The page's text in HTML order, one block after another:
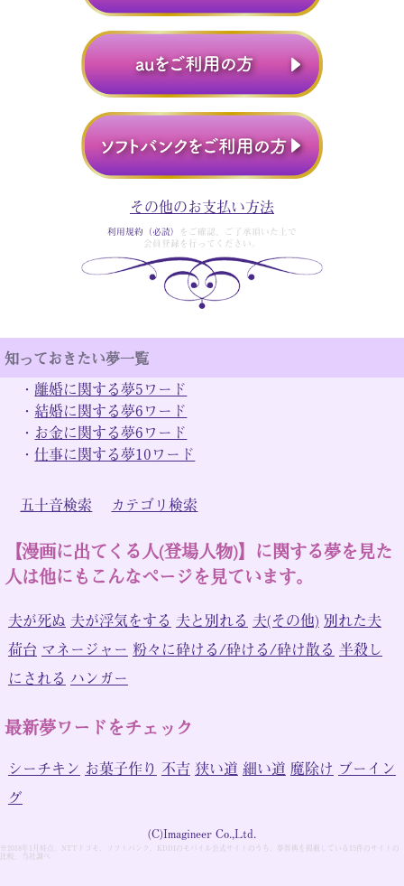
その他のお支払い方法
利用規約（必読）
をご確認、ご了承頂いた上で
会員登録を行ってください。
知っておきたい夢一覧
・ 離婚に関する夢5ワード
・ 結婚に関する夢6ワード
・ お金に関する夢6ワード
・仕事に関する夢10ワード
五十音検索 カテゴリ検索
【漫画に出てくる人(登場人物)】に関する夢を見た
人は他にもこんなページを見ています。
夫が死ぬ 夫が浮気をする 夫と別れる 夫(その他) 別れた夫
荷台 マネージャー 粉々に砕ける/砕ける/砕け散る 半殺し
にされる ハンガー
最新夢ワードをチェック
シーチキン お菓子作り 不吉 狭い道 細い道 魔除け ブーイン
グ
(C)Imagineer Co.,Ltd.
※2018年1月時点。NTTドコモ、ソフトバンク、KDDIのモバイル公式サイトのうち、夢辞典を掲載している15件のサイトの
比較。当社調べ